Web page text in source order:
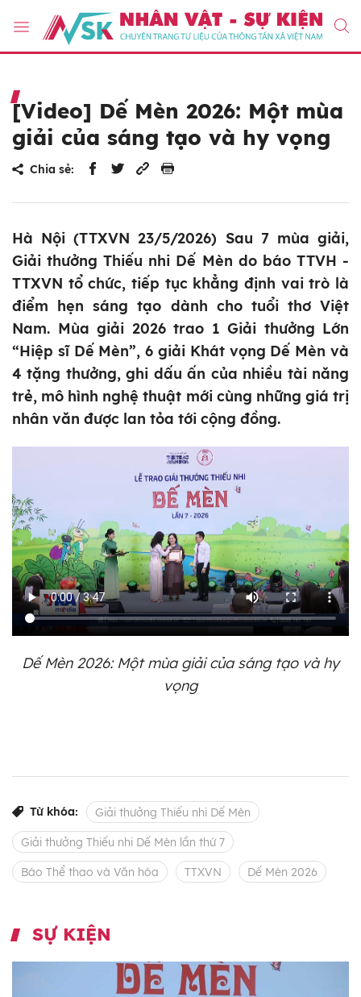
[Video] Dế Mèn 2026: Một mùa
giải của sáng tạo và hy vọng
Chia sẻ:
Hà Nội (TTXVN 23/5/2026) Sau 7 mùa giải,
Giải thưởng Thiếu nhi Dế Mèn do báo TTVH -
TTXVN tổ chức, tiếp tục khẳng định vai trò là
điểm hẹn sáng tạo dành cho tuổi thơ Việt
Nam. Mùa giải 2026 trao 1 Giải thưởng Lớn
“Hiệp sĩ Dế Mèn”, 6 giải Khát vọng Dế Mèn và
4 tặng thưởng, ghi dấu ấn của nhiều tài năng
trẻ, mô hình nghệ thuật mới cùng những giá trị
nhân văn được lan tỏa tới cộng đồng.
Dế Mèn 2026: Một mùa giải của sáng tạo và hy
vọng
Từ khóa: Giải thưởng Thiếu nhi Dế Mèn
Giải thưởng Thiếu nhi Dế Mèn lần thứ 7
Báo Thể thao và Văn hóa TTXVN Dế Mèn 2026
SỰ KIỆN